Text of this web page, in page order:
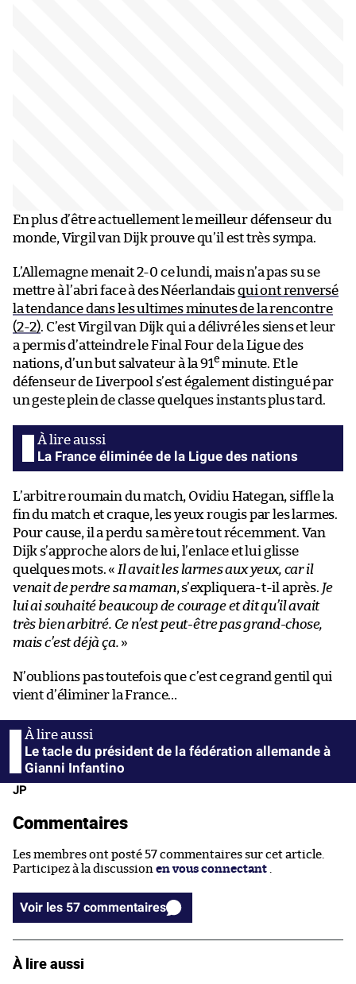
En plus d’être actuellement le meilleur défenseur du
monde, Virgil van Dijk prouve qu’il est très sympa.
L’Allemagne menait 2-0 ce lundi, mais n’a pas su se
mettre à l’abri face à des Néerlandaisqui ont renversé
la tendance dans les ultimes minutes de la rencontre
(2-2). C’est Virgil van Dijk qui a délivré les siens et leur
a permis d’atteindre le Final Four de la Ligue des
nations, d’un but salvateur à la 91e minute. Et le
défenseur de Liverpool s’est également distingué par
un geste plein de classe quelques instants plus tard.
La France éliminée de la Ligue des nations
L’arbitre roumain du match, Ovidiu Hategan, siffle la
fin du match et craque, les yeux rougis par les larmes.
Pour cause, il a perdu sa mère tout récemment. Van
Dijk s’approche alors de lui, l’enlace et lui glisse
quelques mots. « Il avait les larmes aux yeux, car il
venait de perdre sa maman, s’expliquera-t-il après. Je
lui ai souhaité beaucoup de courage et dit qu’il avait
très bien arbitré. Ce n’est peut-être pas grand-chose,
mais c’est déjà ça. »
N’oublions pas toutefois que c’est ce grand gentil qui
vient d’éliminer la France…
Le tacle du président de la fédération allemande à
Gianni Infantino
JP
Commentaires
Les membres ont posté 57 commentaires sur cet article.
Participez à la discussion en vous connectant .
Voir les 57 commentaires
À lire aussi